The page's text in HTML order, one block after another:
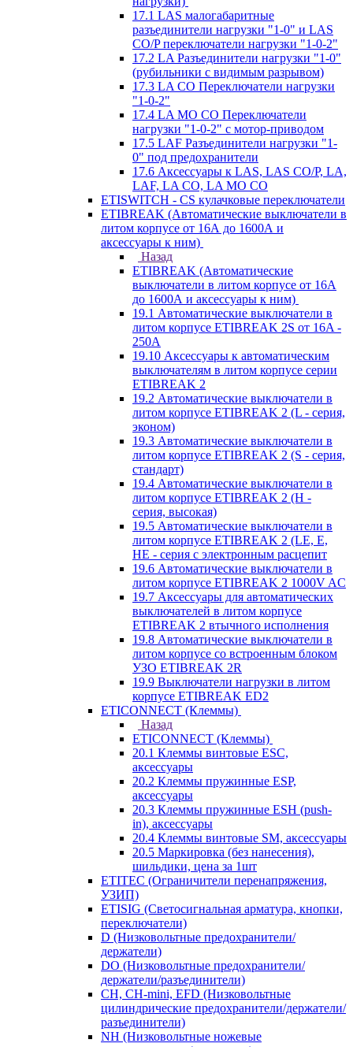
17.1 LAS малогабаритные
разъединители нагрузки "1-0" и LAS
CO/P переключатели нагрузки "1-0-2"
17.2 LA Разъединители нагрузки "1-0"
(рубильники с видимым разрывом)
17.3 LA CO Переключатели нагрузки
"1-0-2"
17.4 LA MO CO Переключатели
нагрузки "1-0-2" с мотор-приводом
17.5 LAF Разъединители нагрузки "1-
0" под предохранители
17.6 Аксессуары к LAS, LAS CO/P, LA,
LAF, LA CO, LA MO CO
ETISWITCH - CS кулачковые переключатели
ETIBREAK (Автоматические выключатели в
литом корпусе от 16А до 1600А и
аксессуары к ним)
Назад
ETIBREAK (Автоматические
выключатели в литом корпусе от 16А
до 1600А и аксессуары к ним)
19.1 Автоматические выключатели в
литом корпусе ETIBREAK 2S от 16A -
250A
19.10 Аксессуары к автоматическим
выключателям в литом корпусе серии
ETIBREAK 2
19.2 Автоматические выключатели в
литом корпусе ETIBREAK 2 (L - серия,
эконом)
19.3 Автоматические выключатели в
литом корпусе ETIBREAK 2 (S - серия,
стандарт)
19.4 Автоматические выключатели в
литом корпусе ETIBREAK 2 (H -
серия, высокая)
19.5 Автоматические выключатели в
литом корпусе ETIBREAK 2 (LE, E,
HE - серия с электронным расцепит
19.6 Автоматические выключатели в
литом корпусе ETIBREAK 2 1000V AC
19.7 Аксессуары для автоматических
выключателей в литом корпусе
ETIBREAK 2 втычного исполнения
19.8 Автоматические выключатели в
литом корпусе со встроенным блоком
УЗО ETIBREAK 2R
19.9 Выключатели нагрузки в литом
корпусе ETIBREAK ED2
ETICONNECT (Клеммы)
Назад
ETICONNECT (Клеммы)
20.1 Клеммы винтовые ESC,
аксессуары
20.2 Клеммы пружинные ESP,
аксессуары
20.3 Клеммы пружинные ESH (push-
in), аксессуары
20.4 Клеммы винтовые SM, аксессуары
20.5 Маркировка (без нанесения),
шильдики, цена за 1шт
ETITEC (Ограничители перенапряжения,
УЗИП)
ETISIG (Светосигнальная арматура, кнопки,
переключатели)
D (Низковольтные предохранители/
держатели)
DO (Низковольтные предохранители/
держатели/разъединители)
CH, CH-mini, EFD (Низковольтные
цилиндрические предохранители/держатели/
разъединители)
NH (Низковольтные ножевые